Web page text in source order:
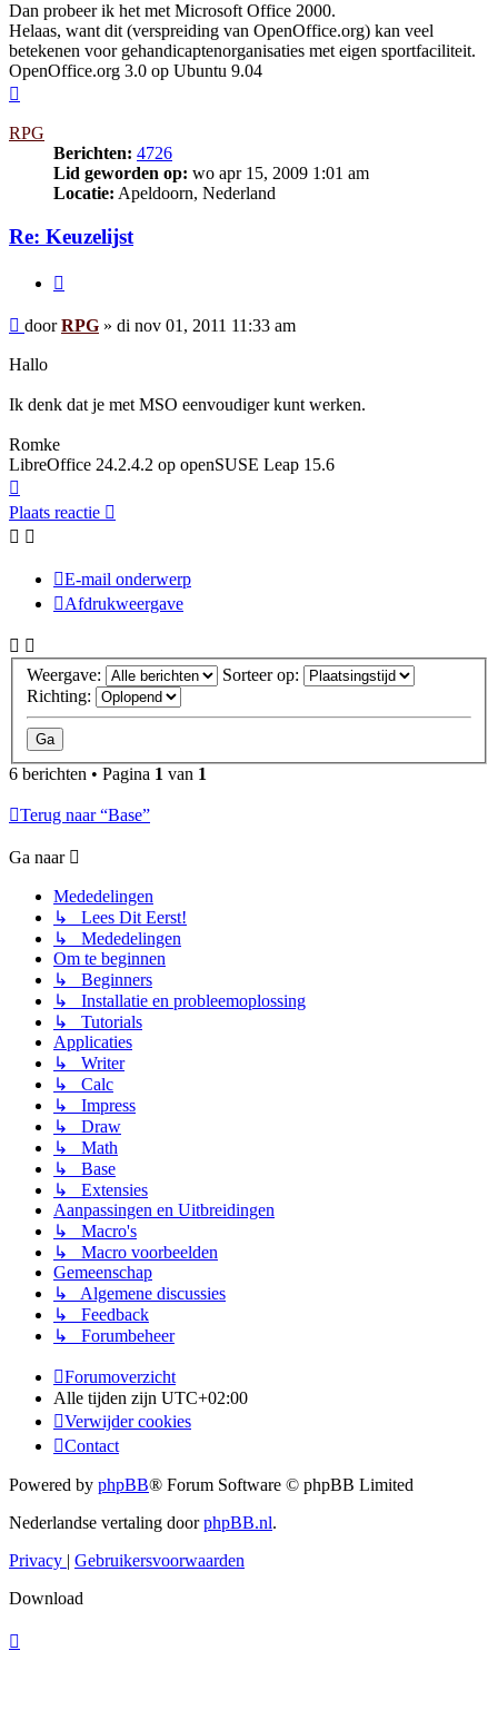
Dan probeer ik het met Microsoft Office 2000.
Helaas, want dit (verspreiding van OpenOffice.org) kan veel
betekenen voor gehandicaptenorganisaties met eigen sportfaciliteit.
OpenOffice.org 3.0 op Ubuntu 9.04
RPG
Berichten: 4726
Lid geworden op: wo apr 15, 2009 1:01 am
Locatie: Apeldoorn, Nederland
Re: Keuzelijst
Bericht
doorRPG » di nov 01, 2011 11:33 am
Hallo
Ik denk dat je met MSO eenvoudiger kunt werken.
Romke
LibreOffice 24.2.4.2 op openSUSE Leap 15.6
Plaats reactie
E-mail onderwerp
Afdrukweergave
Weergave:
Sorteer op:
Richting:
6 berichten • Pagina 1 van 1
Terug naar “Base”
Ga naar
Mededelingen
↳ Lees Dit Eerst!
↳ Mededelingen
Om te beginnen
↳ Beginners
↳ Installatie en probleemoplossing
↳ Tutorials
Applicaties
↳ Writer
↳ Calc
↳ Impress
↳ Draw
↳ Math
↳ Base
↳ Extensies
Aanpassingen en Uitbreidingen
↳ Macro's
↳ Macro voorbeelden
Gemeenschap
↳ Algemene discussies
↳ Feedback
↳ Forumbeheer
Forumoverzicht
Alle tijden zijn UTC+02:00
Verwijder cookies
Contact
Powered by phpBB® Forum Software © phpBB Limited
Nederlandse vertaling doorphpBB.nl.
Privacy | Gebruikersvoorwaarden
Download